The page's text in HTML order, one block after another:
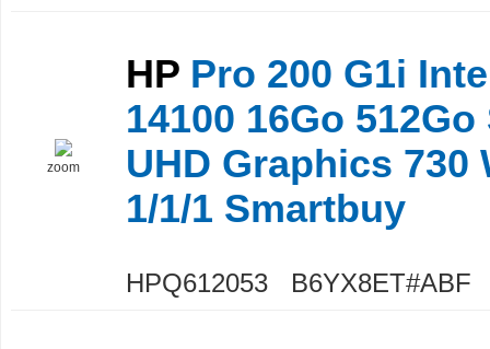
zoom
HP Pro 200 G1i
14100 16Go
UHD Graphics 730
1/1/1 Smartbuy
HPQ612053 B6YX8ET#ABF